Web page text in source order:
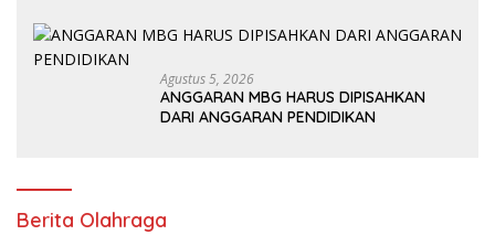
Agustus 5, 2026
ANGGARAN MBG HARUS DIPISAHKAN
DARI ANGGARAN PENDIDIKAN
Berita Olahraga